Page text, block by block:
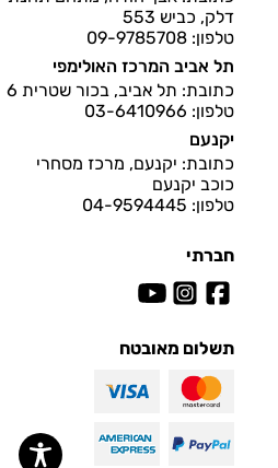
דלק, כביש 553
טלפון: 09-9785708
תל אביב המרכז האולימפי
כתובת: תל אביב, בכור שטרית 6
טלפון: 03-6410966
יקנעם
כתובת: יקנעם, מרכז מסחרי
כוכב יקנעם
טלפון: 04-9594445
חברתי
תשלום מאובטח